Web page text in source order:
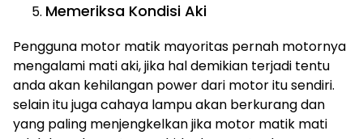
Memeriksa Kondisi Aki
Pengguna motor matik mayoritas pernah motornya
mengalami mati aki, jika hal demikian terjadi tentu
anda akan kehilangan power dari motor itu sendiri.
selain itu juga cahaya lampu akan berkurang dan
yang paling menjengkelkan jika motor matik mati